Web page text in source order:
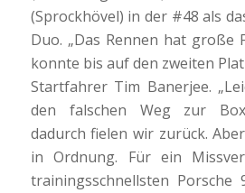
(Sprockhövel) in der #48 als
Duo. „Das Rennen hat große
konnte bis auf den zweiten
Startfahrer Tim Banerjee.
den falschen Weg zur
dadurch fielen wir zurück.
in Ordnung. Für ein
trainingsschnellsten Porsche